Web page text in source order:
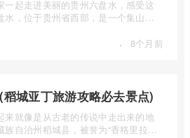
一起走进美丽的贵州六盘水，感受这
水，位于贵州省西部，是一个集山水
· 8个月前
城亚丁旅游攻略必去景点)
来就像是从古老的传说中走出来的地
自治州稻城县，被誉为“香格里拉的